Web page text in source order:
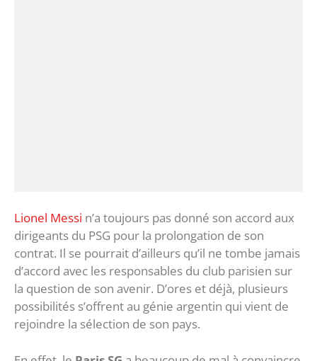
Lionel Messi n’a toujours pas donné son accord aux
dirigeants du PSG pour la prolongation de son
contrat. Il se pourrait d’ailleurs qu’il ne tombe jamais
d’accord avec les responsables du club parisien sur
la question de son avenir. D’ores et déjà, plusieurs
possibilités s’offrent au génie argentin qui vient de
rejoindre la sélection de son pays.